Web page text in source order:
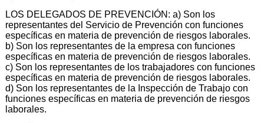
LOS DELEGADOS DE PREVENCIÓN: a) Son los
representantes del Servicio de Prevención con funciones
específicas en materia de prevención de riesgos laborales.
b) Son los representantes de la empresa con funciones
específicas en materia de prevención de riesgos laborales.
c) Son los representantes de los trabajadores con funciones
específicas en materia de prevención de riesgos laborales.
d) Son los representantes de la Inspección de Trabajo con
funciones específicas en materia de prevención de riesgos
laborales.